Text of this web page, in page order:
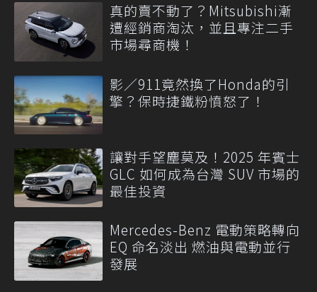
真的賣不動了？Mitsubishi漸
遭經銷商淘汰，並且專注二手
市場尋商機！
影／911竟然換了Honda的引
擎？保時捷鐵粉憤怒了！
讓對手望塵莫及！2025 年賓士
GLC 如何成為台灣 SUV 市場的
最佳投資
Mercedes-Benz 電動策略轉向
EQ 命名淡出 燃油與電動並行
發展